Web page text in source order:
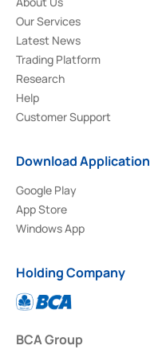
Our Services
Latest News
Trading Platform
Research
Help
Customer Support
Download Application
Google Play
App Store
Windows App
Holding Company
BCA Group